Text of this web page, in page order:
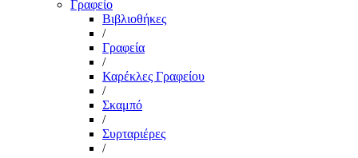
Γραφείο
Βιβλιοθήκες
/
Γραφεία
/
Καρέκλες Γραφείου
/
Σκαμπό
/
Συρταριέρες
/